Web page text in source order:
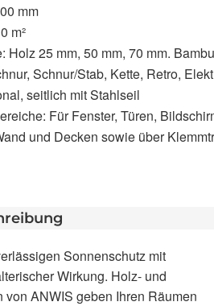
mm
m²
Holz 25 mm, 50 mm, 70 mm.
Schnur/Stab, Kette, Retro,
seitlich mit Stahlseil
Für Fenster, Türen,
und Decken sowie über
Sonnenschutz mit
Wirkung. Holz- und
von ANWIS geben Ihren Räumen
Lösung, die zu Ihrem Stil und
Ideal für alle, die das Zuhause
gemütlichen Ort für die ganze